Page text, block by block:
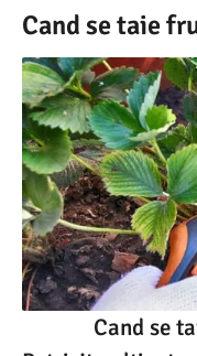
Cand se taie
Cand se